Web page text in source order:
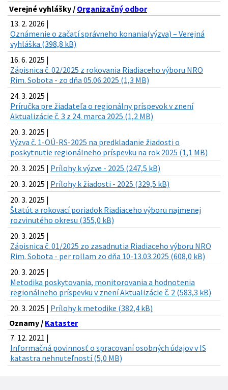
Verejné vyhlášky / Organizačný odbor
13. 2. 2026 |
Oznámenie o začatí správneho konania(výzva) – Verejná
vyhláška (398,8 kB)
16. 6. 2025 |
Zápisnica č. 02/2025 z rokovania Riadiaceho výboru NRO
Rim. Sobota - zo dňa 05.06.2025 (1,3 MB)
24. 3. 2025 |
Príručka pre žiadateľa o regionálny príspevok v znení
Aktualizácie č. 3 z 24. marca 2025 (1,2 MB)
20. 3. 2025 |
Výzva č. 1-OÚ-RS-2025 na predkladanie žiadosti o
poskytnutie regionálneho príspevku na rok 2025 (1,1 MB)
20. 3. 2025 | Prílohy k výzve - 2025 (247,5 kB)
20. 3. 2025 | Prílohy k žiadosti - 2025 (329,5 kB)
20. 3. 2025 |
Štatút a rokovací poriadok Riadiaceho výboru najmenej
rozvinutého okresu (355,0 kB)
20. 3. 2025 |
Zápisnica č. 01/2025 zo zasadnutia Riadiaceho výboru NRO
Rim. Sobota - per rollam zo dňa 10-13.03.2025 (608,0 kB)
20. 3. 2025 |
Metodika poskytovania, monitorovania a hodnotenia
regionálneho príspevku v znení Aktualizácie č. 2 (583,3 kB)
20. 3. 2025 | Prílohy k metodike (382,4 kB)
Oznamy / Kataster
7. 12. 2021 |
Informačná povinnosť o spracovaní osobných údajov v IS
katastra nehnuteľností (5,0 MB)